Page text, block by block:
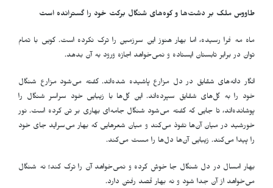
طاووس ملک بر دشت‌ها و کوه‌های شنگال برکت خود را گسترانده است
ماه مه فرا رسیده، اما بهار هنوز این سرزمین را ترک نکرده است. گویی با تمام
توان در برابر تابستان ایستاده و نمی‌خواهد اجازه ورود به آن بدهد.
انگار دانه‌های شقایق در دل مزارع پاشیده شده‌اند. گفته می‌شود مزارع شنگال
خود را به گل‌های شقایق سپرده‌اند. این گل‌ها با زیبایی خود سراسر شنگال را
پوشانده‌اند، تا جایی که گفته می‌شود شنگال جامه‌ای بهاری بر تن کرده است. نور
خورشید در میان آن‌ها نفوذ می‌کند و میان شعرهایی که بهار می‌سراید جای خود
را پیدا می‌کند. زیبایی آن‌ها دل‌ها را مست می‌کند.
بهار امسال در دل شنگال جا خوش کرده و نمی‌خواهد آن را ترک کند؛ نه شنگال
می‌خواهد از آن جدا شود و نه بهار قصد رفتن دارد.